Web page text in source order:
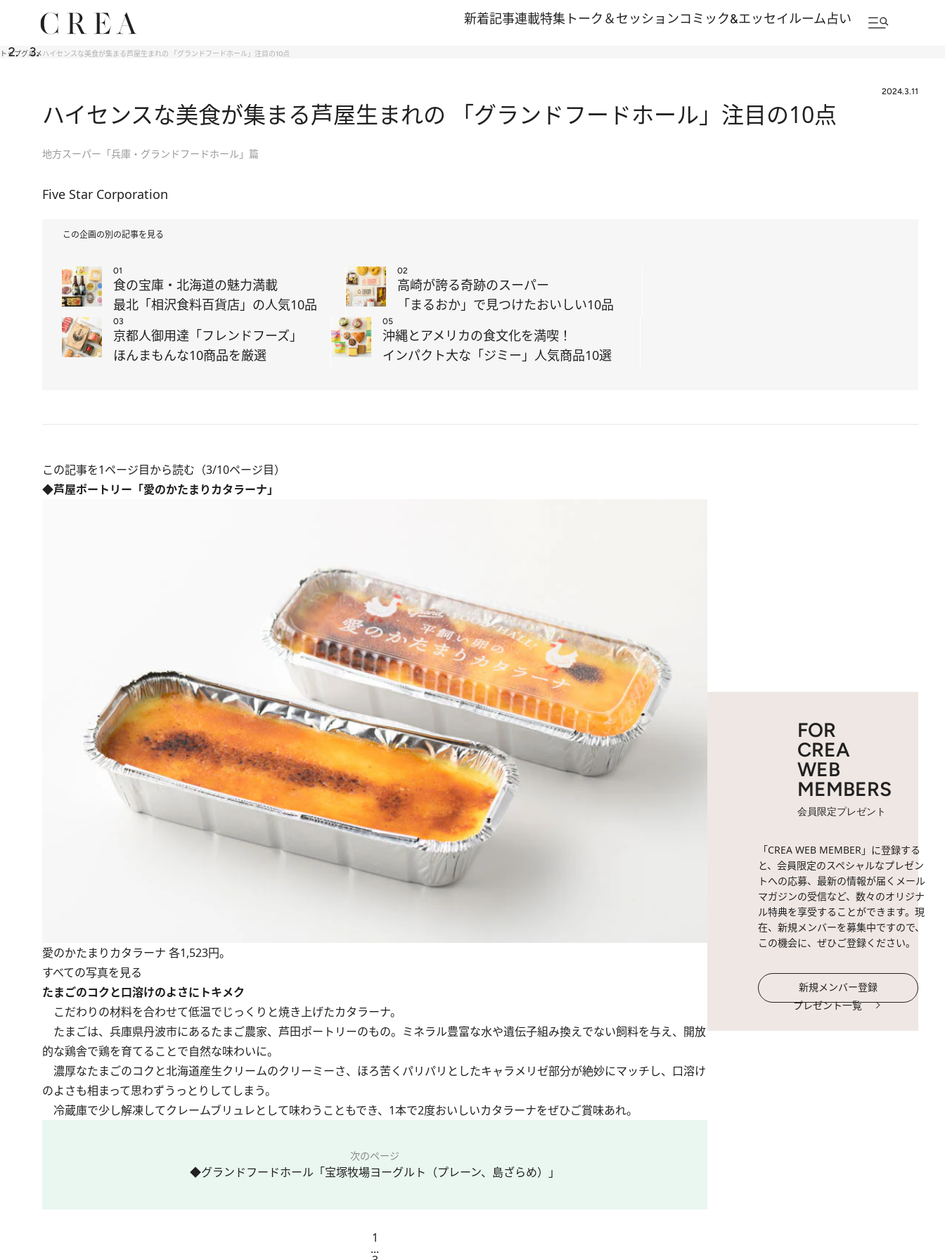
新着記事連載特集 トーク＆セッションコミック&エッセイルーム占い
トップグルメハイセンスな美食が集まる芦屋生まれの 「グランドフードホール」注目の10点
2024.3.11
ハイセンスな美食が集まる芦屋生まれの 「グランドフードホール」注目の10点
地方スーパー「兵庫・グランドフードホール」篇
Five Star Corporation
この企画の別の記事を見る
01
食の宝庫・北海道の魅力満載
最北「相沢食料百貨店」の人気10品
02
高崎が誇る奇跡のスーパー
「まるおか」で見つけたおいしい10品
03
京都人御用達「フレンドフーズ」
ほんまもんな10商品を厳選
05
沖縄とアメリカの食文化を満喫！
インパクト大な「ジミー」人気商品10選
この記事を1ページ目から読む（3/10ページ目）
◆芦屋ポートリー「愛のかたまりカタラーナ」
愛のかたまりカタラーナ 各1,523円。
すべての写真を見る
たまごのコクと口溶けのよさにトキメク
こだわりの材料を合わせて低温でじっくりと焼き上げたカタラーナ。
たまごは、兵庫県丹波市にあるたまご農家、芦田ポートリーのもの。ミネラル豊富な水や遺伝子組み換えでない飼料を与え、開放
的な鶏舎で鶏を育てることで自然な味わいに。
濃厚なたまごのコクと北海道産生クリームのクリーミーさ、ほろ苦くパリパリとしたキャラメリゼ部分が絶妙にマッチし、口溶け
のよさも相まって思わずうっとりしてしまう。
冷蔵庫で少し解凍してクレームブリュレとして味わうこともでき、1本で2度おいしいカタラーナをぜひご賞味あれ。
次のページ
◆グランドフードホール「宝塚牧場ヨーグルト（プレーン、島ざらめ）」
1
...
FOR
CREA
WEB
MEMBERS
会員限定プレゼント
「CREA WEB MEMBER」に登録する
と、会員限定のスペシャルなプレゼン
トへの応募、最新の情報が届くメール
マガジンの受信など、数々のオリジナ
ル特典を享受することができます。現
在、新規メンバーを募集中ですので、
この機会に、ぜひご登録ください。
新規メンバー登録
プレゼント一覧